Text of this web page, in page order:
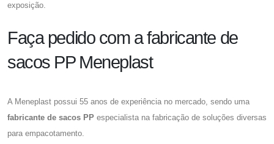
exposição.
Faça pedido com a fabricante de
sacos PP Meneplast
A Meneplast possui 55 anos de experiência no mercado, sendo uma
fabricante de sacos PP especialista na fabricação de soluções diversas
para empacotamento.